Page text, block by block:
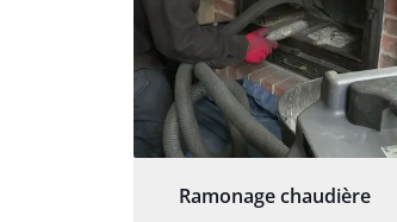
Ramonage chaudière